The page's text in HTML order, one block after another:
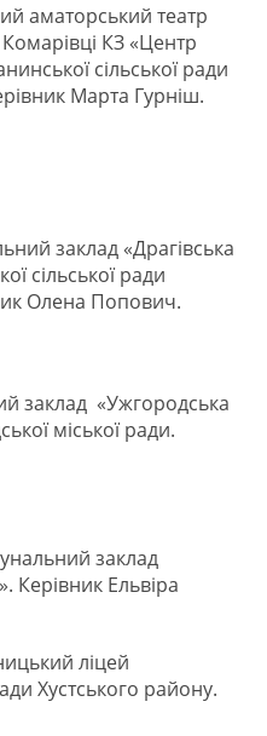
аматорський театр
КЗ «Центр
сільської ради
Марта Гурніш.
заклад «Драгівська
сільської ради
Олена Попович.
заклад «Ужгородська
міської ради.
заклад
Керівник Ельвіра
ліцей
Хустського району.